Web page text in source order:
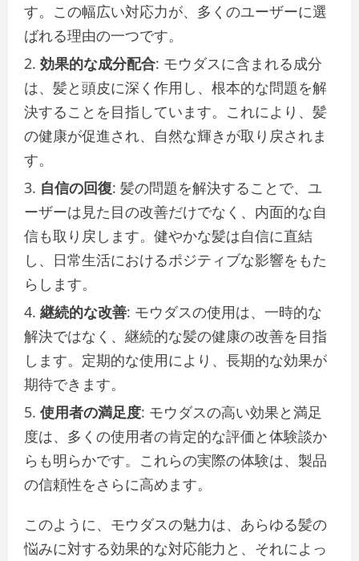
す。この幅広い対応力が、多くのユーザーに選
ばれる理由の一つです。
効果的な成分配合: モウダスに含まれる成分
は、髪と頭皮に深く作用し、根本的な問題を解
決することを目指しています。これにより、髪
の健康が促進され、自然な輝きが取り戻されま
す。
自信の回復: 髪の問題を解決することで、ユ
ーザーは見た目の改善だけでなく、内面的な自
信も取り戻します。健やかな髪は自信に直結
し、日常生活におけるポジティブな影響をもた
らします。
継続的な改善: モウダスの使用は、一時的な
解決ではなく、継続的な髪の健康の改善を目指
します。定期的な使用により、長期的な効果が
期待できます。
使用者の満足度: モウダスの高い効果と満足
度は、多くの使用者の肯定的な評価と体験談か
らも明らかです。これらの実際の体験は、製品
の信頼性をさらに高めます。
このように、モウダスの魅力は、あらゆる髪の
悩みに対する効果的な対応能力と、それによっ